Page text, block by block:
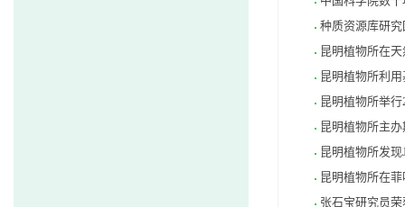
种质资源库研
昆明植物所在
昆明植物所利
昆明植物所举
昆明植物所主
昆明植物所发
昆明植物所在
张石宝研究员